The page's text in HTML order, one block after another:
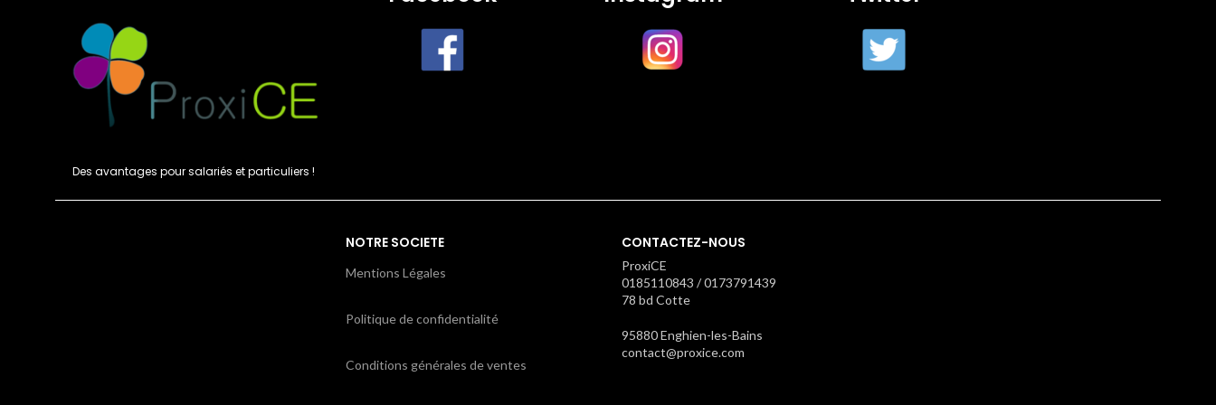
Des avantages pour salariés et particuliers !
NOTRE SOCIETE
Mentions Légales
Politique de confidentialité
Conditions générales de ventes
CONTACTEZ-NOUS
ProxiCE
0185110843 / 0173791439
78 bd Cotte
95880 Enghien-les-Bains
contact@proxice.com